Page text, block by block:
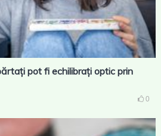
pot fi echilibrați optic prin
0